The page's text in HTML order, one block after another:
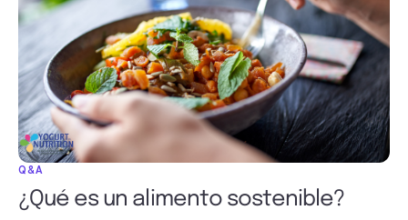
Q&A
¿Qué es un alimento sostenible?